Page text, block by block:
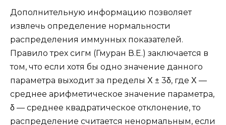
Дополнительную информацию позволяет
извлечь определение нормальности
распределения иммунных показателей.
Правило трех сигм (Гмуран В.Е.) заключается в
том, что если хотя бы одно значение данного
параметра выходит за пределы Χ ± 3δ, где Χ —
среднее арифметическое значение параметра,
δ — среднее квадратическое отклонение, то
распределение считается ненормальным, если